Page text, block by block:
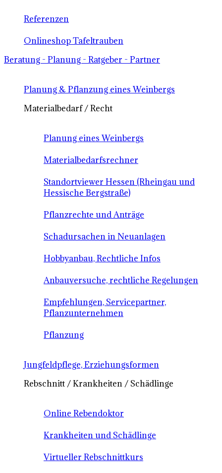
Referenzen
Onlineshop Tafeltrauben
Beratung - Planung - Ratgeber - Partner
Planung & Pflanzung eines Weinbergs
Materialbedarf / Recht
Planung eines Weinbergs
Materialbedarfsrechner
Standortviewer Hessen (Rheingau und
Hessische Bergstraße)
Pflanzrechte und Anträge
Schadursachen in Neuanlagen
Hobbyanbau, Rechtliche Infos
Anbauversuche, rechtliche Regelungen
Empfehlungen, Servicepartner,
Pflanzunternehmen
Pflanzung
Jungfeldpflege, Erziehungsformen
Rebschnitt / Krankheiten / Schädlinge
Online Rebendoktor
Krankheiten und Schädlinge
Virtueller Rebschnittkurs